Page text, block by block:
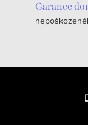
Garance